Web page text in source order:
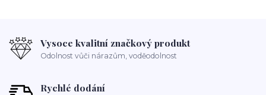
Vysoce kvalitní značkový produkt
Odolnost vůči nárazům, voděodolnost
Rychlé dodání